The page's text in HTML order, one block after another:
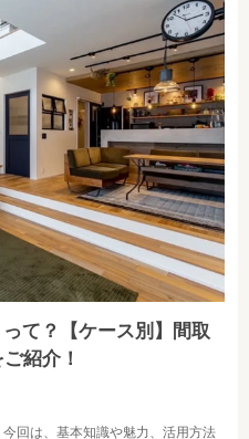
て？【ケース別】間取
紹介！
回は、基本知識や魅力、活用方法